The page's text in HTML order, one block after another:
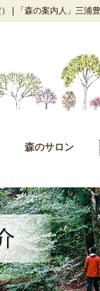
| 「森の案内人」三浦豊
森のサロン